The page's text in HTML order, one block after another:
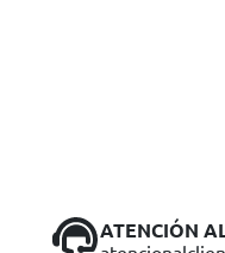
ATENCIÓN